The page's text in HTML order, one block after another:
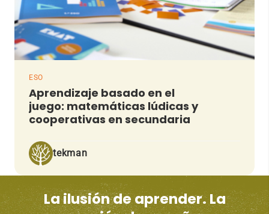
ESO
Aprendizaje basado en el
juego: matemáticas lúdicas y
cooperativas en secundaria
tekman
La ilusión de aprender. La